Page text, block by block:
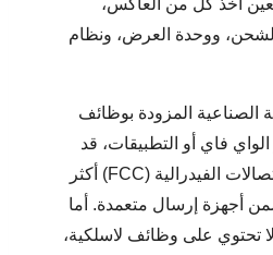
أخذ كل من العاكس،
ووحدة العرض، ونظام
الصناعية المزودة بوظائف
الواي فاي أو التطبيقات، قد
تصبح متطلبات لجنة الاتصالات الفيدرالية (FCC) أكثر
أجهزة إرسال متعمدة. أما
لا تحتوي على وظائف لاسلكية،